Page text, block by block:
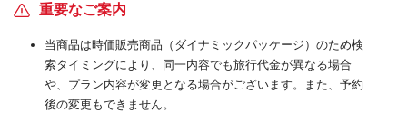
重要なご案内
当商品は時価販売商品（ダイナミックパッケージ）のため検
索タイミングにより、同一内容でも旅行代金が異なる場合
や、プラン内容が変更となる場合がございます。また、予約
後の変更もできません。